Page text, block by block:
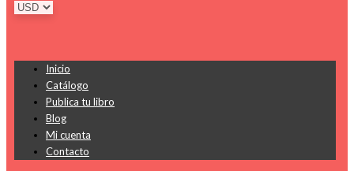
Inicio
Catálogo
Publica tu libro
Blog
Mi cuenta
Contacto